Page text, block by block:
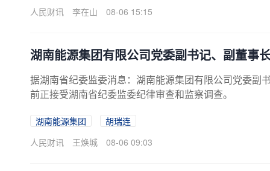
人民财讯
李在山 08-06 15:15
湖南能源集团有限公司党委副书记、副董事
据湖南省纪委监委消息：湖南能源集团有限公司党委副
前正接受湖南省纪委监委纪律审查和监察调查。
湖南能源集团
胡瑞连
人民财讯
王焕城 08-06 09:03